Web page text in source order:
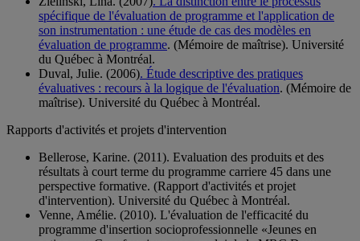
spécifique de l'évaluation de programme et l'application de
son instrumentation : une étude de cas des modèles en
évaluation de programme. (Mémoire de maîtrise). Université
du Québec à Montréal.
Duval, Julie. (2006). Étude descriptive des pratiques
évaluatives : recours à la logique de l'évaluation. (Mémoire de
maîtrise). Université du Québec à Montréal.
Rapports d'activités et projets d'intervention
Bellerose, Karine. (2011). Evaluation des produits et des
résultats à court terme du programme carriere 45 dans une
perspective formative. (Rapport d'activités et projet
d'intervention). Université du Québec à Montréal.
Venne, Amélie. (2010). L'évaluation de l'efficacité du
programme d'insertion socioprofessionnelle «Jeunes en